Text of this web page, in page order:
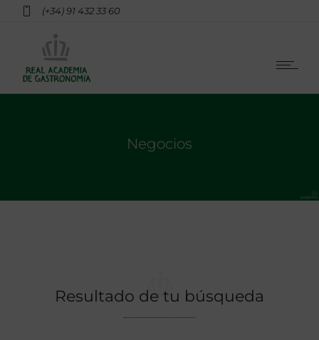
(+34) 91 432 33 60
Negocios
Resultado de tu búsqueda